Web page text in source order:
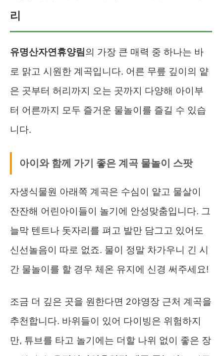
리
유명산자연휴양림 의 가장 큰 매력 중 하나는 바
로 맑고 시원한 계곡입니다. 어른 무릎 깊이의 얕
은 곳부터 허리까지 오는 곳까지 다양해 아이부
터 어른까지 모두 즐거운 물놀이를 즐길 수 있습
니다.
아이와 함께 가기 좋은 계곡 물놀이 스팟
자생식물원 아래쪽 계곡은 수심이 얕고 물살이
잔잔해 어린아이들이 놀기에 안성맞춤입니다. 그
늘막 텐트나 돗자리를 펴고 발만 담그고 있어도
신선놀음이 따로 없죠. 물이 정말 차가우니 긴 시
간 물놀이를 할 경우 체온 유지에 신경 써주세요!
조금 더 깊은 곳을 원한다면 2야영장 근처 계곡을
추천합니다. 바위들이 있어 다이빙은 위험하지
만, 튜브를 타고 놀기에는 더할 나위 없이 좋은 장